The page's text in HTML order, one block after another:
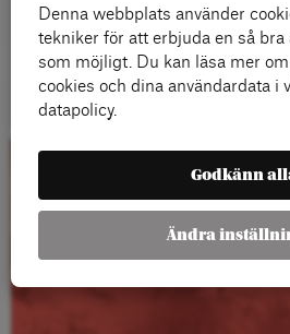
Läs mer
Kalender
Denna webbplats använder
tekniker för att erbjuda en så bra
som möjligt. Du kan läsa mer
cookies och dina användardata i
datapolicy.
Godkänn
Ändra